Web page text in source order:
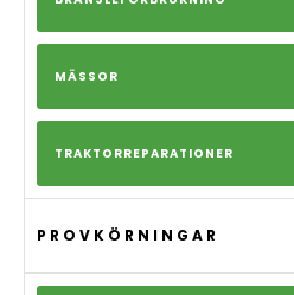
MÄSSOR
TRAKTORREPARATIONER
PROVKÖRNINGAR